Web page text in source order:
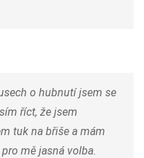
o hubnutí jsem se
říct, že jsem
tuk na břiše a mám
mě jasná volba.